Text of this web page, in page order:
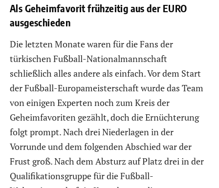
Als Geheimfavorit frühzeitig aus der EURO
ausgeschieden
Die letzten Monate waren für die Fans der
türkischen Fußball-Nationalmannschaft
schließlich alles andere als einfach. Vor dem Start
der Fußball-Europameisterschaft wurde das Team
von einigen Experten noch zum Kreis der
Geheimfavoriten gezählt, doch die Ernüchterung
folgt prompt. Nach drei Niederlagen in der
Vorrunde und dem folgenden Abschied war der
Frust groß. Nach dem Absturz auf Platz drei in der
Qualifikationsgruppe für die Fußball-